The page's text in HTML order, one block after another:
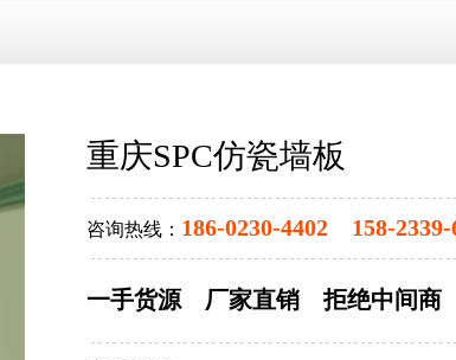
重庆SPC仿瓷墙板
咨询热线： 186-0230-4402 158-2339-
一手货源 厂家直销 拒绝中间商